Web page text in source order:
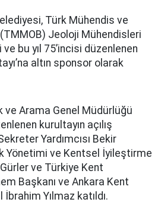
Türk Mühendis ve
Jeoloji Mühendisleri
ve bu yıl 75’incisi düzenlenen
altın sponsor olarak
ve Arama Genel Müdürlüğü
kurultayın açılış
Yardımcısı Bekir
Yönetimi ve Kentsel İyileştirme
ve Türkiye Kent
Başkanı ve Ankara Kent
Yılmaz katıldı.